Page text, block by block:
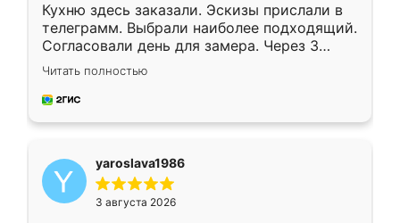
Кухню здесь заказали. Эскизы прислали в
телеграмм. Выбрали наиболее подходящий.
Согласовали день для замера. Через 3
недели кухня была уже готова. Остались
довольны работой. Спасибо Ренессанс
мебель за качественную работу!
Читать полностью
yaroslava1986
3 августа 2026